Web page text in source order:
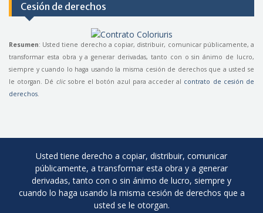
Cesión de derechos
Resumen: Usted tiene derecho a copiar, distribuir, comunicar públicamente, a
transformar esta obra y a generar derivadas, tanto con o sin ánimo de lucro,
siempre y cuando lo haga usando la misma cesión de derechos que a usted se
le otorgan. Dé clicsobre el botón azul para acceder al contrato de cesión de
derechos
Usted tiene derecho a copiar, distribuir, comunicar
públicamente, a transformar esta obra y a generar
derivadas, tanto con o sin ánimo de lucro, siempre y
cuando lo haga usando la misma cesión de derechos que a
usted se le otorgan.